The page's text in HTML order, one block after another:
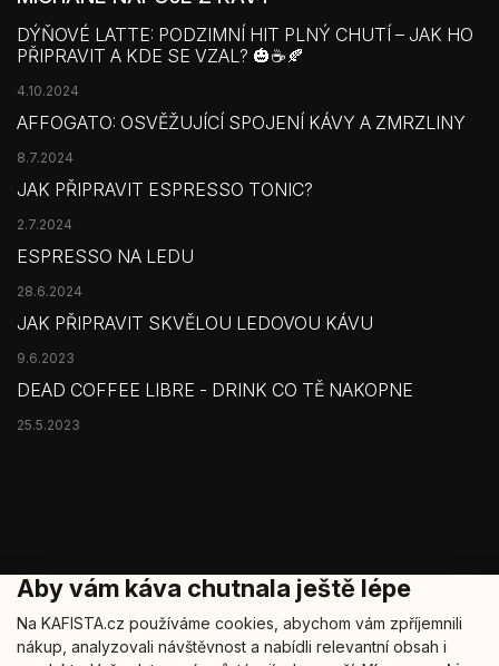
Aby vám káva chutnala ještě lépe
Na KAFISTA.cz používáme cookies, abychom vám zpříjemnili
nákup, analyzovali návštěvnost a nabídli relevantní obsah i
DÝŇOVÉ LATTE: PODZIMNÍ HIT PLNÝ CHUTÍ – JAK HO
PŘIPRAVIT A KDE SE VZAL? 🎃☕🍂
4.10.2024
AFFOGATO: OSVĚŽUJÍCÍ SPOJENÍ KÁVY A ZMRZLINY
8.7.2024
JAK PŘIPRAVIT ESPRESSO TONIC?
2.7.2024
ESPRESSO NA LEDU
28.6.2024
JAK PŘIPRAVIT SKVĚLOU LEDOVOU KÁVU
9.6.2023
DEAD COFFEE LIBRE - DRINK CO TĚ NAKOPNE
25.5.2023
Copyright 2026Kafista. Všechna práva vyhrazena.